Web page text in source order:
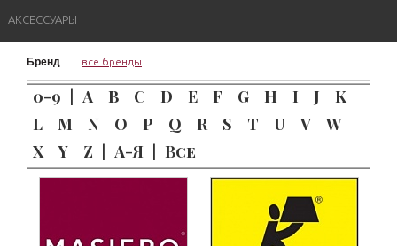
АКСЕССУАРЫ
Бренд все бренды
0-9 | A B C D E F G H I J
K
L
M N O P Q R S T U V
W
X
Y Z | А-Я | Все